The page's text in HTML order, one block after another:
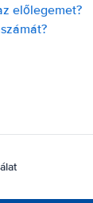
előlegemet?